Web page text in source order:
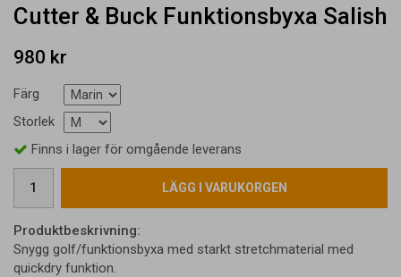
Cutter & Buck Funktionsbyxa Salish
980 kr
Färg
Storlek
Finns i lager för omgående leverans
LÄGG I VARUKORGEN
Produktbeskrivning:
Snygg golf/funktionsbyxa med starkt stretchmaterial med
quickdry funktion.